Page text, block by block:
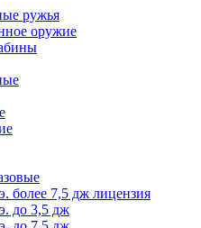
ружья
оружие
более 7,5 дж лицензия
до 3,5 дж